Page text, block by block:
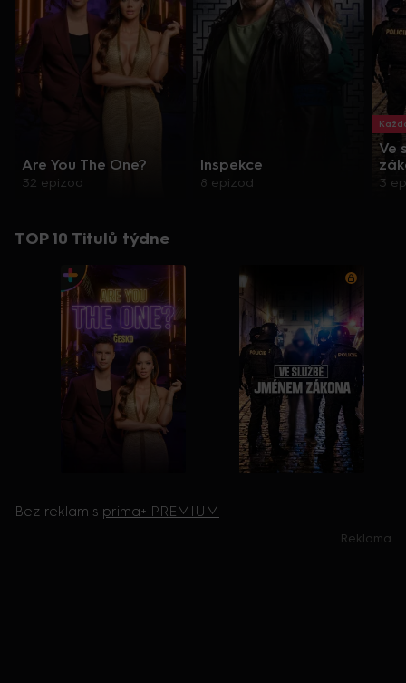
Are You The One?
32 epizod
Inspekce
8 epizod
Ve
3
TOP 10 Titulů týdne
Bez reklam s prima+ PREMIUM
Reklama